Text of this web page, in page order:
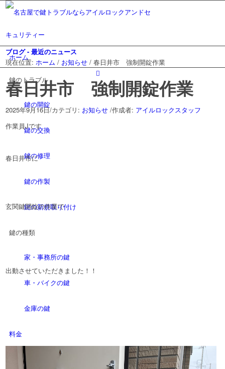
ホーム
鍵のトラブル
鍵の開錠
鍵の交換
鍵の修理
鍵の作製
鍵の新規取り付け
鍵の種類
家・事務所の鍵
車・バイクの鍵
金庫の鍵
料金
法人様へ
ブログ - 最近のニュース
現在位置:ホーム / お知らせ / 春日井市 強制開錠作業
春日井市 強制開錠作業
2025年9月16日/カテゴリ: お知らせ /作成者: アイルロックスタッフ
作業員Jです
春日井市に
玄関鍵開錠の作業で
出動させていただきました！！